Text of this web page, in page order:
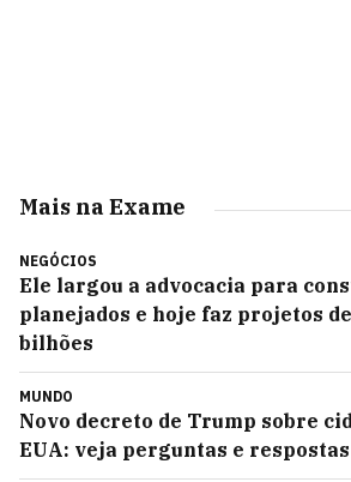
Mais na Exame
NEGÓCIOS
Ele largou a advocacia para
planejados e hoje faz projetos
bilhões
MUNDO
Novo decreto de Trump sobre
EUA: veja perguntas e respostas